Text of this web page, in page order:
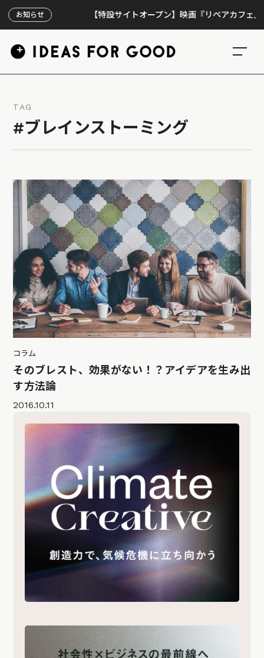
お知らせ 【特設サイトオープン】映画『リペアカフェ』、上
TAG
#ブレインストーミング
コラム
そのブレスト、効果がない！？アイデアを生み出
す方法論
2016.10.11